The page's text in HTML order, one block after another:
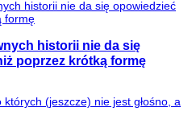
historii nie da się
poprzez krótką formę